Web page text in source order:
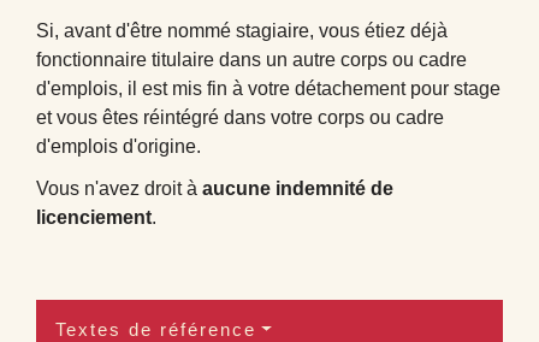
Si, avant d'être nommé stagiaire, vous étiez déjà
fonctionnaire titulaire dans un autre corps ou cadre
d'emplois, il est mis fin à votre détachement pour stage
et vous êtes réintégré dans votre corps ou cadre
d'emplois d'origine.
Vous n'avez droit à aucune indemnité de
licenciement.
Textes de référence